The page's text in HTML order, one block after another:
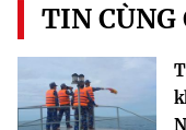
TIN CÙNG